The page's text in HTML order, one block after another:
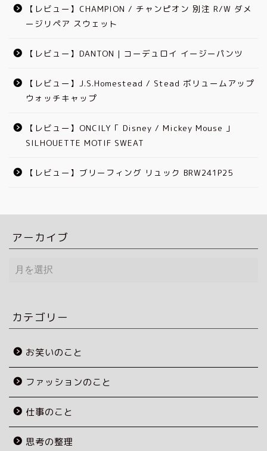
【レビュー】CHAMPION / チャンピオン 別注 R/W ダメ
ージリペア スウェット
【レビュー】DANTON | コーデュロイ イージーパンツ
【レビュー】J.S.Homestead / Stead ボリュームアップ
ウォッチキャップ
【レビュー】ONCILY「 Disney / Mickey Mouse 」
SILHOUETTE MOTIF SWEAT
【レビュー】ブリーフィング リュック BRW241P25
アーカイブ
ア
ー
ブ
カテゴリー
お笑いのこと
ファッションのこと
仕事のこと
思考の整理